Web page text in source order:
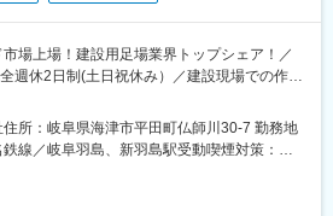
教育後、現場で先輩と一緒に業務をスター
ジュールや作業の進め方・注意点などを個人
っかりレクチャーします。
市場上場！建設用足場業界トップシェア！／
週休2日制(土日祝休み）／建設現場での作業
チャー」の名称で仮設足場の資材の製造販
業界トップシェアの約40％を誇ります。国立
選定されております。今回の採用では新興
住所：岐阜県海津市平田町仏師川30-7 勤務地
線／岐阜羽島、新羽島駅受動喫煙対策：屋
：会社の定める事業所